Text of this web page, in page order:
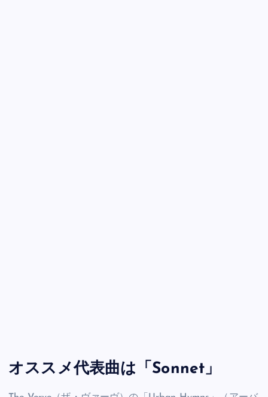
オススメ代表曲は「Sonnet」